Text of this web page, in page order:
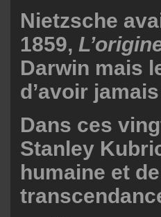
Nietzsche
1859,
Darwin mais
d’avoir
Dans ces
Stanley
humaine et